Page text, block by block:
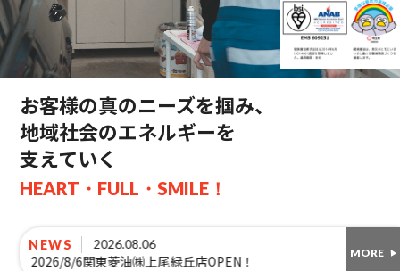
お客様の真のニーズを掴み、
地域社会のエネルギーを
支えていく
HEART・FULL・SMILE！
NEWS 2026.08.06
2026/8/6関東菱油㈱上尾緑丘店OPEN！ MORE